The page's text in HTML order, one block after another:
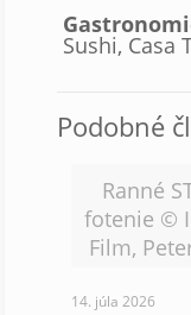
Sushi, Casa
Podobné
Ranné
fotenie ©
Film,
14. júla 2026